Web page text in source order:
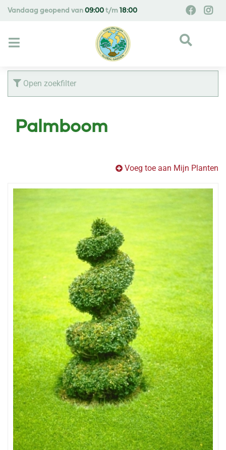
Vandaag geopend van 09:00 t/m 18:00
Open zoekfilter
Palmboom
Voeg toe aan Mijn Planten